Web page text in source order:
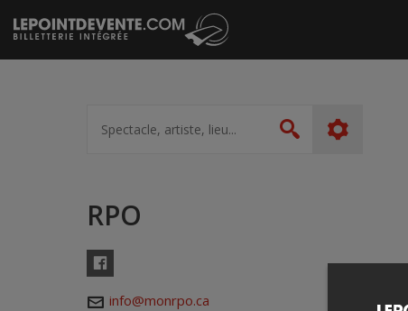
Passer
au
contenu
artiste,
lieu...
Rechercher
RPO
info@monrpo.ca